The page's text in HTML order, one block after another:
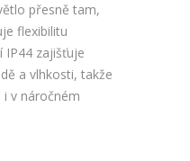
přesně tam,
flexibilitu
IP44 zajišťuje
a vlhkosti, takže
i v náročném